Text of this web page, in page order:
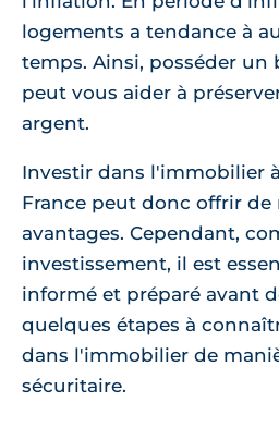
logements a tendance à
temps. Ainsi, posséder
peut vous aider à
argent.
Investir dans l'immobilier
France peut donc offrir de
avantages. Cependant,
investissement, il est
informé et préparé avant
quelques étapes à
dans l'immobilier de
sécuritaire.